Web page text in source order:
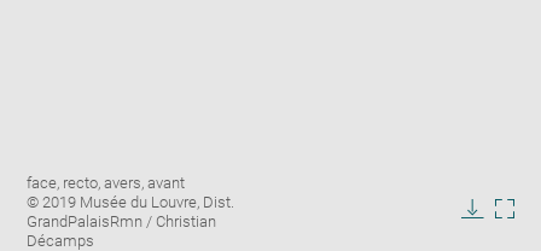
Image
caption:
face, recto, avers, avant
© 2019 Musée du Louvre, Dist.
GrandPalaisRmn / Christian
Décamps